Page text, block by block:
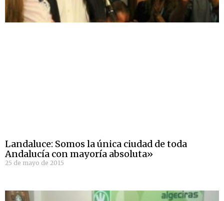
Landaluce: Somos la única ciudad de toda
Andalucía con mayoría absoluta»
25 de mayo de 2015